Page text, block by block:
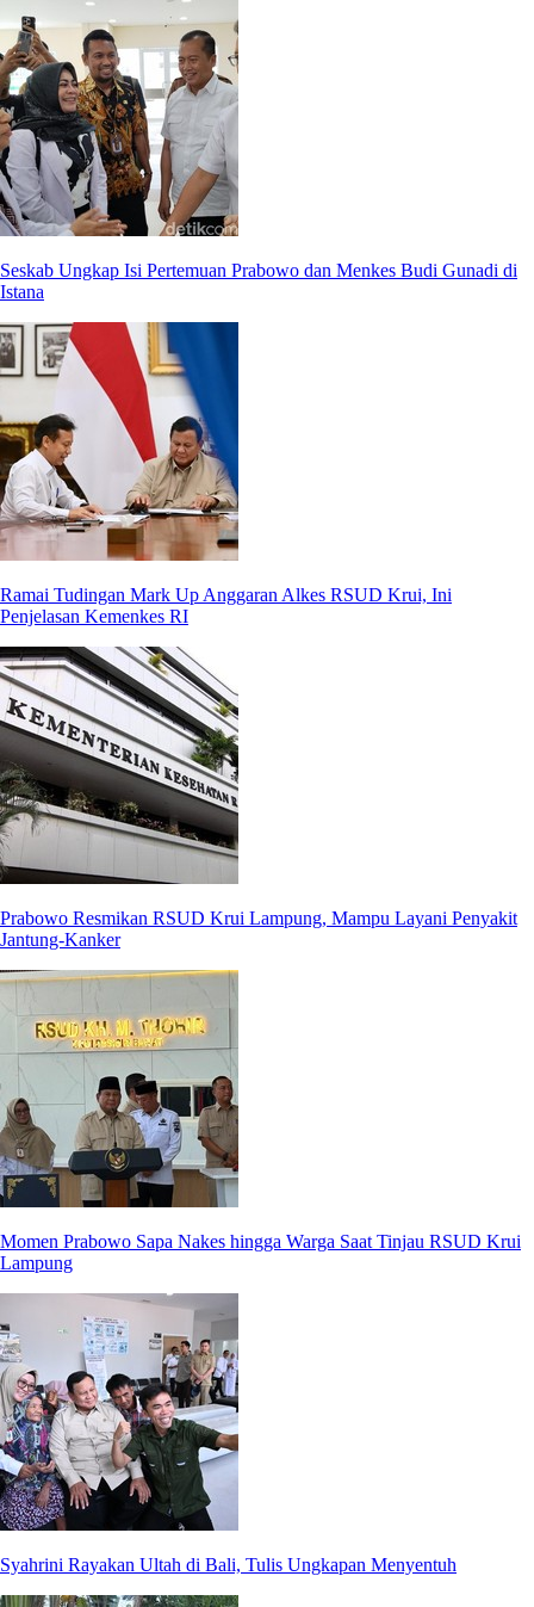
Seskab Ungkap Isi Pertemuan Prabowo dan Menkes Budi Gunadi di
Istana
Ramai Tudingan Mark Up Anggaran Alkes RSUD Krui, Ini
Penjelasan Kemenkes RI
Prabowo Resmikan RSUD Krui Lampung, Mampu Layani Penyakit
Jantung-Kanker
Momen Prabowo Sapa Nakes hingga Warga Saat Tinjau RSUD Krui
Lampung
Syahrini Rayakan Ultah di Bali, Tulis Ungkapan Menyentuh